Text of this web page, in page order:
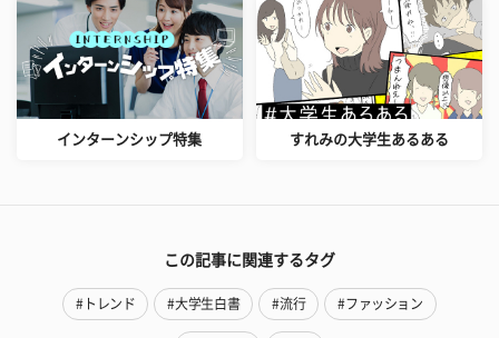
インターンシップ特集 すれみの大学生あるある
この記事に関連するタグ
#トレンド #大学生白書 #流行 #ファッション